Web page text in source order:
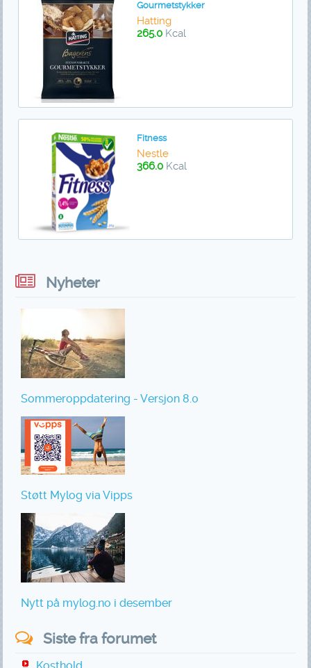
Gourmetstykker
Hatting
265.0Kcal
Fitness
Nestle
366.0Kcal
Nyheter
Sommeroppdatering - Versjon 8.0
Støtt Mylog via Vipps
Nytt på mylog.no i desember
Siste fra forumet